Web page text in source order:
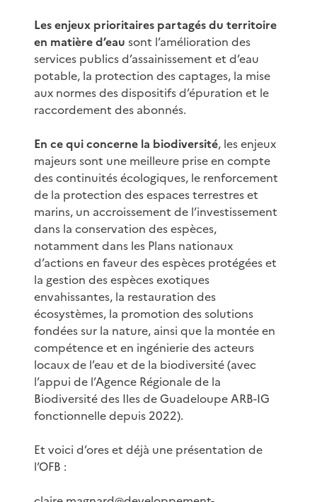
Les enjeux prioritaires partagés du territoire
en matière d’eau sont l’amélioration des
services publics d’assainissement et d’eau
potable, la protection des captages, la mise
aux normes des dispositifs d’épuration et le
raccordement des abonnés.
En ce qui concerne la biodiversité, les enjeux
majeurs sont une meilleure prise en compte
des continuités écologiques, le renforcement
de la protection des espaces terrestres et
marins, un accroissement de l’investissement
dans la conservation des espèces,
notamment dans les Plans nationaux
d’actions en faveur des espèces protégées et
la gestion des espèces exotiques
envahissantes, la restauration des
écosystèmes, la promotion des solutions
fondées sur la nature, ainsi que la montée en
compétence et en ingénierie des acteurs
locaux de l’eau et de la biodiversité (avec
l’appui de l’Agence Régionale de la
Biodiversité des Iles de Guadeloupe ARB-IG
fonctionnelle depuis 2022).
Et voici d’ores et déjà une présentation de
l’OFB :